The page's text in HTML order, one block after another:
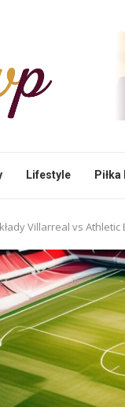
Lifestyle
Villarreal vs